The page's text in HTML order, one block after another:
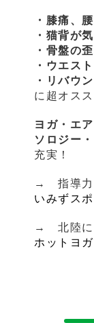
・膝痛、
・猫背が
・骨盤の
・ウエス
・リバウ
に超オス
ヨガ・エ
ソロジー
充実！
→ 指導力
いみずス
→ 北陸に
ホットヨ